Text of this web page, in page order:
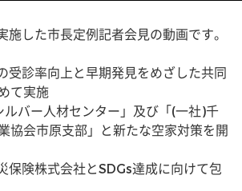
した市長定例記者会見の動画です。
受診率向上と早期発見をめざした共同
て実施
バー人材センター」及び「(一社)千
協会市原支部」と新たな空家対策を開
保険株式会社とSDGs達成に向けて包